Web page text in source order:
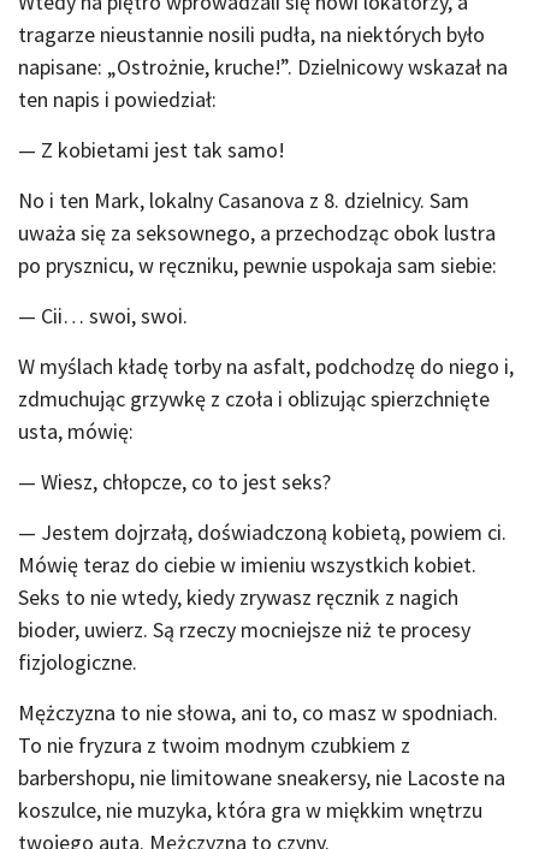
tragarze nieustannie nosili pudła, na niektórych było
napisane: „Ostrożnie, kruche!”. Dzielnicowy wskazał na
ten napis i powiedział:
— Z kobietami jest tak samo!
No i ten Mark, lokalny Casanova z 8. dzielnicy. Sam
uważa się za seksownego, a przechodząc obok lustra
po prysznicu, w ręczniku, pewnie uspokaja sam siebie:
— Cii… swoi, swoi.
W myślach kładę torby na asfalt, podchodzę do niego i,
zdmuchując grzywkę z czoła i oblizując spierzchnięte
usta, mówię:
— Wiesz, chłopcze, co to jest seks?
— Jestem dojrzałą, doświadczoną kobietą, powiem ci.
Mówię teraz do ciebie w imieniu wszystkich kobiet.
Seks to nie wtedy, kiedy zrywasz ręcznik z nagich
bioder, uwierz. Są rzeczy mocniejsze niż te procesy
fizjologiczne.
Mężczyzna to nie słowa, ani to, co masz w spodniach.
To nie fryzura z twoim modnym czubkiem z
barbershopu, nie limitowane sneakersy, nie Lacoste na
koszulce, nie muzyka, która gra w miękkim wnętrzu
twojego auta. Mężczyzna to czyny.